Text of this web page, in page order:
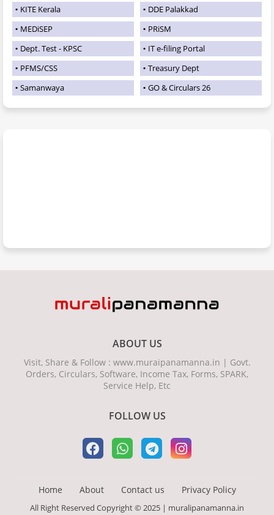
KITE Kerala
DDE Palakkad
MEDiSEP
PRiSM
Dept. Test - KPSC
IT e-filing Portal
PFMS/CSS
Treasury Dept
Samanwaya
GO & Circulars 26
ABOUT US
Visit, Share & Follow : www.muraipanamanna.in | Govt.
Orders, Circulars, Software, Income Tax, Forms, SPARK,
Service Help, Etc
FOLLOW US
Home About Contact us Privacy Policy
All Right Reserved Copyright © 2025 | muralipanamanna.in